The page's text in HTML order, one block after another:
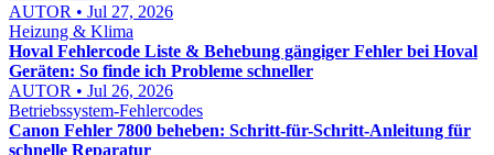
AUTOR • Jul 27, 2026
Heizung & Klima
Hoval Fehlercode Liste & Behebung gängiger Fehler bei Hoval
Geräten: So finde ich Probleme schneller
AUTOR • Jul 26, 2026
Betriebssystem-Fehlercodes
Canon Fehler 7800 beheben: Schritt-für-Schritt-Anleitung für
schnelle Reparatur